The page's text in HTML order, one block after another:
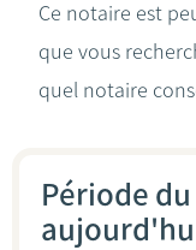
Le notaire
Ce notaire est
que vous
quel notaire
Période